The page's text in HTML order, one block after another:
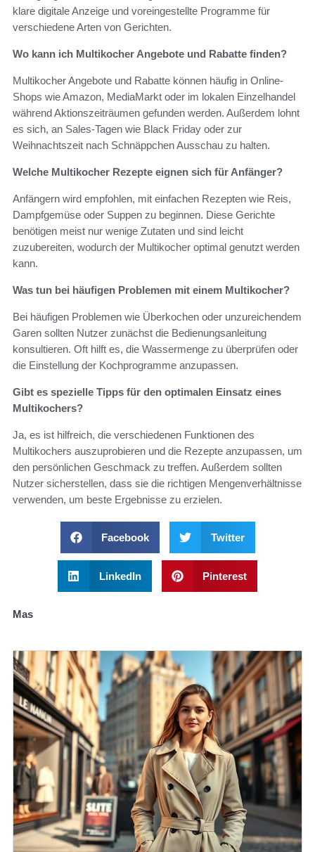
klare digitale Anzeige und voreingestellte Programme für
verschiedene Arten von Gerichten.
Wo kann ich Multikocher Angebote und Rabatte finden?
Multikocher Angebote und Rabatte können häufig in Online-
Shops wie Amazon, MediaMarkt oder im lokalen Einzelhandel
während Aktionszeiträumen gefunden werden. Außerdem lohnt
es sich, an Sales-Tagen wie Black Friday oder zur
Weihnachtszeit nach Schnäppchen Ausschau zu halten.
Welche Multikocher Rezepte eignen sich für Anfänger?
Anfängern wird empfohlen, mit einfachen Rezepten wie Reis,
Dampfgemüse oder Suppen zu beginnen. Diese Gerichte
benötigen meist nur wenige Zutaten und sind leicht
zuzubereiten, wodurch der Multikocher optimal genutzt werden
kann.
Was tun bei häufigen Problemen mit einem Multikocher?
Bei häufigen Problemen wie Überkochen oder unzureichendem
Garen sollten Nutzer zunächst die Bedienungsanleitung
konsultieren. Oft hilft es, die Wassermenge zu überprüfen oder
die Einstellung der Kochprogramme anzupassen.
Gibt es spezielle Tipps für den optimalen Einsatz eines
Multikochers?
Ja, es ist hilfreich, die verschiedenen Funktionen des
Multikochers auszuprobieren und die Rezepte anzupassen, um
den persönlichen Geschmack zu treffen. Außerdem sollten
Nutzer sicherstellen, dass sie die richtigen Mengenverhältnisse
verwenden, um beste Ergebnisse zu erzielen.
Facebook Twitter
LinkedIn Pinterest
Mas